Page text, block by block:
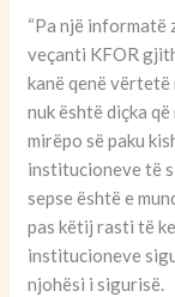
“Pa një
veçanti KFOR
kanë qenë
nuk është diçka
mirëpo së paku
institucioneve të
sepse është e
pas këtij rasti të
institucioneve
njohësi i sigurisë.